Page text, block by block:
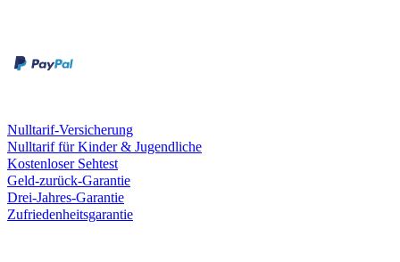
Nulltarif-Versicherung
Nulltarif für Kinder & Jugendliche
Kostenloser Sehtest
Geld-zurück-Garantie
Drei-Jahres-Garantie
Zufriedenheitsgarantie